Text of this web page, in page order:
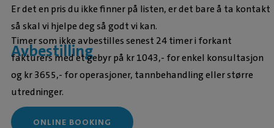
Er det en pris du ikke finner på listen, er det bare å ta kontakt
så skal vi hjelpe deg så godt vi kan.
Avbestilling
Timer som ikke avbestilles senest 24 timer i forkant
fakturers med et gebyr på kr 1043,- for enkel konsultasjon
og kr 3655,- for operasjoner, tannbehandling eller større
utredninger.
ONLINE BOOKING